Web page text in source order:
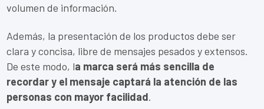
volumen de información.
Además, la presentación de los productos debe ser
clara y concisa, libre de mensajes pesados y extensos.
De este modo, la marca será más sencilla de
recordar y el mensaje captará la atención de las
personas con mayor facilidad.